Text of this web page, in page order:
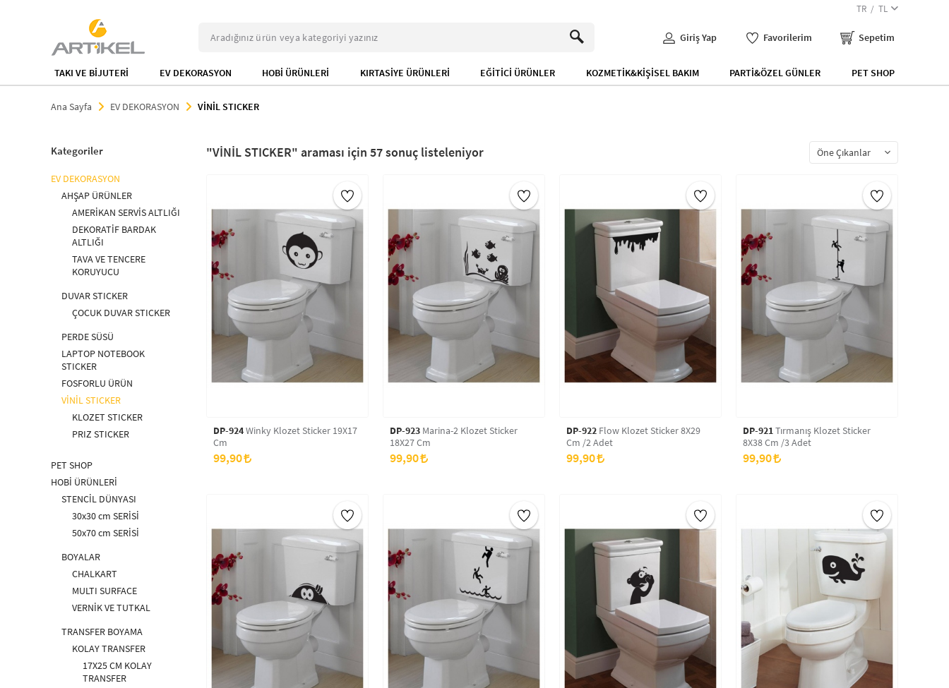
TR TL
Giriş Yap Favorilerim Sepetim
TAKI VE BİJUTERİ EV DEKORASYON HOBİ ÜRÜNLERİ KIRTASİYE ÜRÜNLERİ EĞİTİCİ ÜRÜNLER KOZMETİK&KİŞİSEL BAKIM PARTİ&ÖZEL GÜNLER PET SHOP
Ana Sayfa EV DEKORASYON VİNİL STICKER
Kategoriler
EV DEKORASYON
AHŞAP ÜRÜNLER
AMERİKAN SERVİS ALTLIĞI
DEKORATİF BARDAK
ALTLIĞI
TAVA VE TENCERE
KORUYUCU
DUVAR STICKER
ÇOCUK DUVAR STICKER
PERDE SÜSÜ
LAPTOP NOTEBOOK
STICKER
FOSFORLU ÜRÜN
VİNİL STICKER
KLOZET STICKER
PRIZ STICKER
PET SHOP
HOBİ ÜRÜNLERİ
STENCİL DÜNYASI
30x30 cm SERİSİ
50x70 cm SERİSİ
BOYALAR
CHALKART
MULTI SURFACE
VERNİK VE TUTKAL
TRANSFER BOYAMA
KOLAY TRANSFER
17X25 CM KOLAY
TRANSFER
VİNİL STICKER 57sonuç listeleniyor
DP-924Winky Klozet Sticker 19X17
Cm
99,90
DP-923 Marina-2 Klozet Sticker
18X27 Cm
99,90
DP-922 Flow Klozet Sticker 8X29
Cm /2 Adet
99,90
DP-921Tırmanış Klozet Sticker
8X38 Cm /3 Adet
99,90